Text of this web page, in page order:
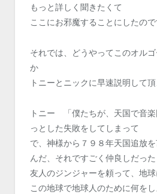
もっと詳しく聞きたくて
ここにお邪魔することにしたの
それでは、どうやってこのオル
か
トニーとニックに早速説明して頂
トニー 「僕たちが、天国で音楽
っとした失敗をしてしまって
で、神様から７９８年天国追放
んだ、それですごく仲良しだった
友人のジンジャーを頼って、地
この地球で地球人のために何を